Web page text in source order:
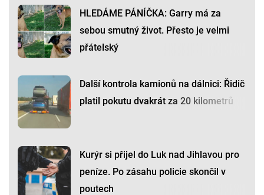
HLEDÁME PÁNÍČKA: Garry má za
sebou smutný život. Přesto je velmi
přátelský
Další kontrola kamionů na dálnici: Řidič
platil pokutu dvakrát za 20 kilometrů
Kurýr si přijel do Luk nad Jihlavou pro
peníze. Po zásahu policie skončil v
poutech